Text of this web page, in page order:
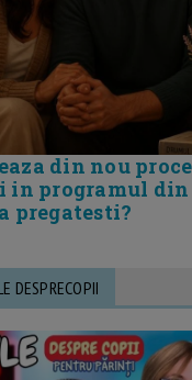
din nou
in programul din
pregatesti?
DESPRECOPII